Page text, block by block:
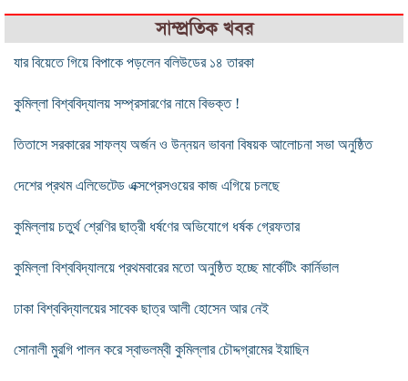
সাম্প্রতিক খবর
যার বিয়েতে গিয়ে বিপাকে পড়লেন বলিউডের ১৪ তারকা
কুমিল্লা বিশ্ববিদ্যালয় সম্প্রসারণের নামে বিভক্ত !
তিতাসে সরকারের সাফল্য অর্জন ও উন্নয়ন ভাবনা বিষয়ক আলোচনা সভা অনুষ্ঠিত
দেশের প্রথম এলিভেটেড এক্সপ্রেসওয়ের কাজ এগিয়ে চলছে
কুমিল্লায় চতুর্থ শ্রেণির ছাত্রী ধর্ষণের অভিযোগে ধর্ষক গ্রেফতার
কুমিল্লা বিশ্ববিদ্যালয়ে প্রথমবারের মতো অনুষ্ঠিত হচ্ছে মার্কেটিং কার্নিভাল
ঢাকা বিশ্ববিদ্যালয়ের সাবেক ছাত্র আলী হোসেন আর নেই
সোনালী মুরগি পালন করে স্বাভলম্বী কুমিল্লার চৌদ্দগ্রামের ইয়াছিন